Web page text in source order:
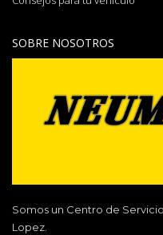
SOBRE NOSOTROS
Somos un Centro de
Lopez.